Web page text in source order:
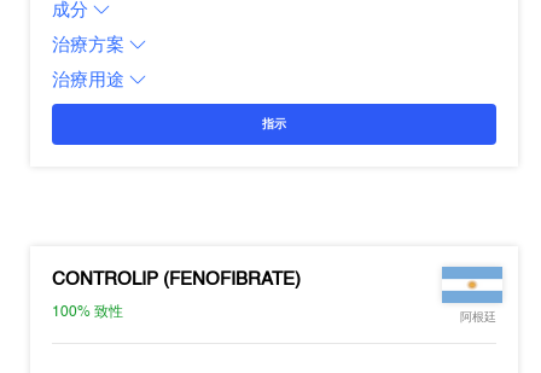
成分
治療方案
治療用途
指示
CONTROLIP (FENOFIBRATE)
100%致性 阿根廷